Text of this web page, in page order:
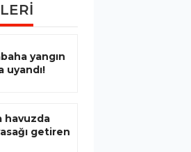
yangın
uyandı!
havuzda
getiren